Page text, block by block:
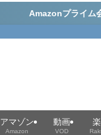
Amazonプライム
アマゾン
Amazon
動画
VOD